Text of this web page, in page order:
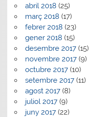
abril 2018 (25)
març 2018 (17)
febrer 2018 (23)
gener 2018 (15)
desembre 2017(15)
novembre 2017(9)
octubre 2017(10)
setembre 2017(11)
agost 2017(8)
juliol 2017(9)
juny 2017(22)